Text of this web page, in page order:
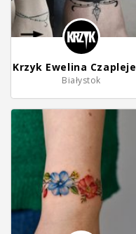
Białystok